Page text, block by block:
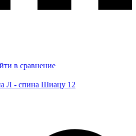
в сравнение
Л - спина Шиацу 12